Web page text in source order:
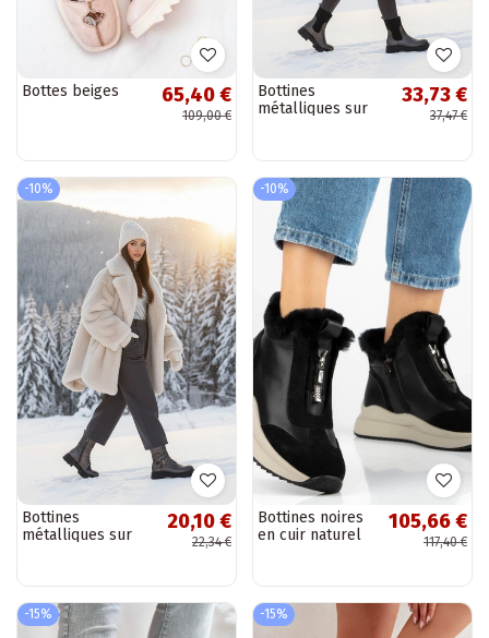
Bottes beiges 65,40 €
109,00 €
Bottines
métalliques sur
33,73 €
37,47 €
-10%
Bottines
métalliques sur
20,10 €
22,34 €
-10%
Bottines noires
en cuir naturel
105,66 €
117,40 €
-15% -15%